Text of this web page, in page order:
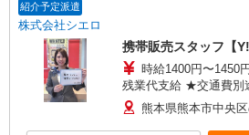
紹介予定派遣
株式会社シエロ
携帯販売スタッフ【
時給1400円〜1450
残業代支給 ★交通費別途
+゜・。○。・゜+゜・
万円支給(規定有) お友達を紹介頂くと, インセンテ
熊本県熊本市中央